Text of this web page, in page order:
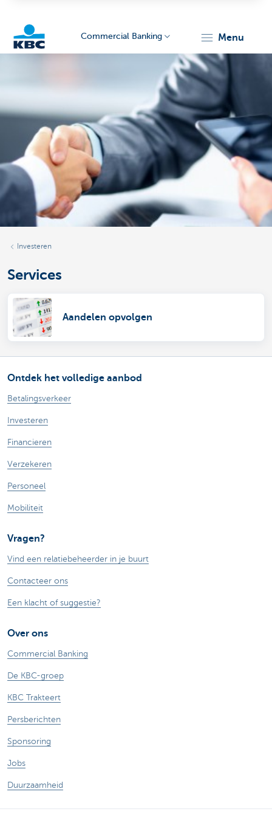
Corporate
Commercial Banking menu
Investeren
Services
Aandelen opvolgen
Ontdek het volledige aanbod
Betalingsverkeer
Investeren
Financieren
Verzekeren
Personeel
Mobiliteit
Vragen?
Vind een relatiebeheerder in je buurt
Contacteer ons
Een klacht of suggestie?
Over ons
Commercial Banking
De KBC-groep
KBC Trakteert
Persberichten
Sponsoring
Jobs
Duurzaamheid